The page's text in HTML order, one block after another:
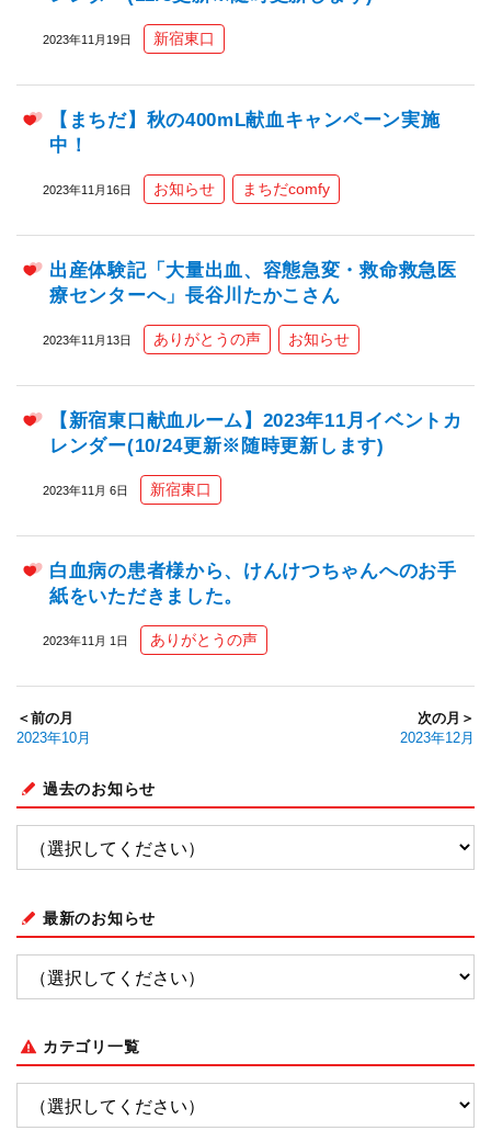
2023年11月19日 新宿東口
【まちだ】秋の400mL献血キャンペーン実施
中！
2023年11月16日 お知らせ まちだcomfy
出産体験記「大量出血、容態急変・救命救急医
療センターへ」長谷川たかこさん
2023年11月13日 ありがとうの声 お知らせ
【新宿東口献血ルーム】2023年11月イベントカ
レンダー(10/24更新※随時更新します)
2023年11月 6日 新宿東口
白血病の患者様から、けんけつちゃんへのお手
紙をいただきました。
2023年11月 1日 ありがとうの声
＜前の月
2023年10月
次の月＞
2023年12月
過去のお知らせ
最新のお知らせ
カテゴリ一覧